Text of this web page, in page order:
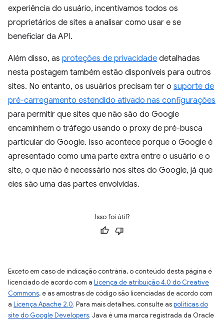
experiência do usuário, incentivamos todos os
proprietários de sites a analisar como usar e se
beneficiar da API.
Além disso, as proteções de privacidade detalhadas
nesta postagem também estão disponíveis para outros
sites. No entanto, os usuários precisam ter o suporte de
pré-carregamento estendido ativado nas configurações
para permitir que sites que não são do Google
encaminhem o tráfego usando o proxy de pré-busca
particular do Google. Isso acontece porque o Google é
apresentado como uma parte extra entre o usuário e o
site, o que não é necessário nos sites do Google, já que
eles são uma das partes envolvidas.
Isso foi útil?
Exceto em caso de indicação contrária, o conteúdo desta página é
licenciado de acordo com a Licença de atribuição 4.0 do Creative
Commons, e as amostras de código são licenciadas de acordo com
a Licença Apache 2.0. Para mais detalhes, consulte aspolíticas do
site do Google Developers. Java é uma marca registrada da Oracle